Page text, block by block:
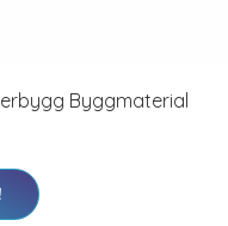
Byggmaterial